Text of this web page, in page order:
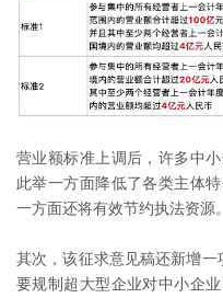
营业额标准上调后，许多中
此举一方面降低了各类主体
一方面还将有效节约执法资源。
其次，该征求意见稿还新增一
要规制超大型企业对中小企